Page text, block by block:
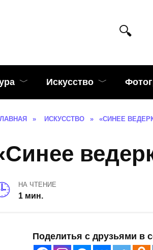
Искусство
» ИСКУССТВО » «СИНЕЕ
НА ЧТЕНИЕ
1 мин.
Поделитья с друзьями в